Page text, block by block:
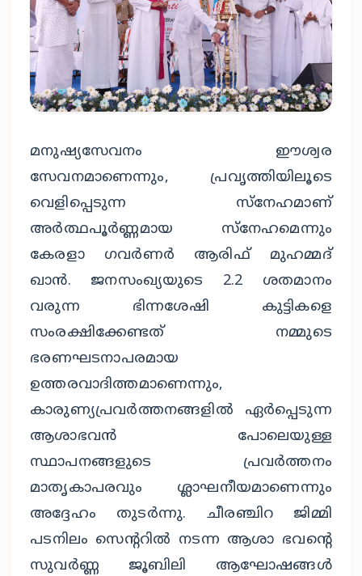
മനുഷ്യസേവനം ഈശ്വര
സേവനമാണെന്നും, പ്രവൃത്തിയിലൂടെ
വെളിപ്പെടുന്ന സ്നേഹമാണ്
അർത്ഥപൂർണ്ണമായ സ്നേഹമെന്നും
കേരളാ ഗവർണർ ആരിഫ് മുഹമ്മദ്
ഖാൻ. ജനസംഖ്യയുടെ 2.2 ശതമാനം
വരുന്ന ഭിന്നശേഷി കുട്ടികളെ
സംരക്ഷിക്കേണ്ടത് നമ്മുടെ
ഭരണഘടനാപരമായ
ഉത്തരവാദിത്തമാണെന്നും,
കാരുണ്യപ്രവർത്തനങ്ങളിൽ ഏർപ്പെടുന്ന
ആശാഭവൻ പോലെയുള്ള
സ്ഥാപനങ്ങളുടെ പ്രവർത്തനം
മാതൃകാപരവും ശ്ലാഘനീയമാണെന്നും
അദ്ദേഹം തുടർന്നു. ചീരഞ്ചിറ ജിമ്മി
പടനിലം സെന്ററിൽ നടന്ന ആശാ ഭവന്റെ
സുവർണ്ണ ജൂബിലി ആഘോഷങ്ങൾ